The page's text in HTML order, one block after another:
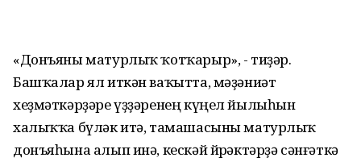
«Донъяны матурлыҡ ҡотҡарыр», - тиҙәр.
Башҡалар ял иткән ваҡытта, мәҙәниәт
хеҙмәткәрҙәре үҙҙәренең күңел йылыһын
халыҡҡа бүләк итә, тамашасыны матурлыҡ
донъяһына алып инә, кескәй йөрәктәрҙә сәнғәткә